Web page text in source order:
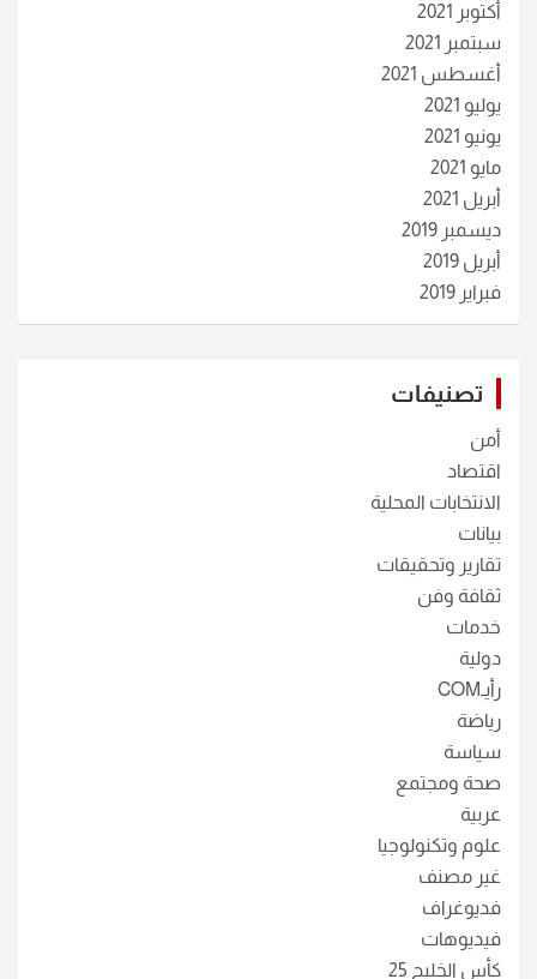
أكتوبر 2021
سبتمبر 2021
أغسطس 2021
يوليو 2021
يونيو 2021
مايو 2021
أبريل 2021
ديسمبر 2019
أبريل 2019
فبراير 2019
تصنيفات
أمن
اقتصاد
الانتخابات المحلية
بيانات
تقارير وتحقيقات
ثقافة وفن
خدمات
دولية
رأيـCOM
رياضة
سياسة
صحة ومجتمع
عربية
علوم وتكنولوجيا
غير مصنف
فديوغراف
فيديوهات
كأس الخليج 25